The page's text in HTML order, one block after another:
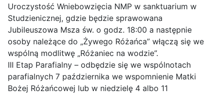
Uroczystość Wniebowzięcia NMP w sanktuarium w
Studzienicznej, gdzie będzie sprawowana
Jubileuszowa Msza św. o godz. 18:00 a następnie
osoby należące do „Żywego Różańca” włączą się we
wspólną modlitwę „Różaniec na wodzie”.
III Etap Parafialny – odbędzie się we wspólnotach
parafialnych 7 października we wspomnienie Matki
Bożej Różańcowej lub w niedzielę 4 albo 11